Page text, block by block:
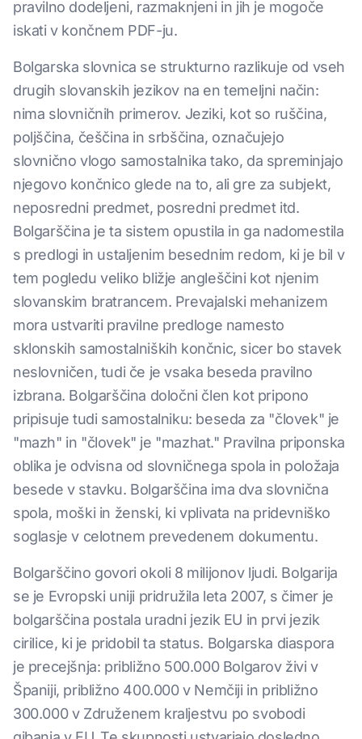
pravilno dodeljeni, razmaknjeni in jih je mogoče
iskati v končnem PDF-ju.
Bolgarska slovnica se strukturno razlikuje od vseh
drugih slovanskih jezikov na en temeljni način:
nima slovničnih primerov. Jeziki, kot so ruščina,
poljščina, češčina in srbščina, označujejo
slovnično vlogo samostalnika tako, da spreminjajo
njegovo končnico glede na to, ali gre za subjekt,
neposredni predmet, posredni predmet itd.
Bolgarščina je ta sistem opustila in ga nadomestila
s predlogi in ustaljenim besednim redom, ki je bil v
tem pogledu veliko bližje angleščini kot njenim
slovanskim bratrancem. Prevajalski mehanizem
mora ustvariti pravilne predloge namesto
sklonskih samostalniških končnic, sicer bo stavek
neslovničen, tudi če je vsaka beseda pravilno
izbrana. Bolgarščina določni člen kot pripono
pripisuje tudi samostalniku: beseda za "človek" je
"mazh" in "človek" je "mazhat." Pravilna priponska
oblika je odvisna od slovničnega spola in položaja
besede v stavku. Bolgarščina ima dva slovnična
spola, moški in ženski, ki vplivata na pridevniško
soglasje v celotnem prevedenem dokumentu.
Bolgarščino govori okoli 8 milijonov ljudi. Bolgarija
se je Evropski uniji pridružila leta 2007, s čimer je
bolgarščina postala uradni jezik EU in prvi jezik
cirilice, ki je pridobil ta status. Bolgarska diaspora
je precejšnja: približno 500.000 Bolgarov živi v
Španiji, približno 400.000 v Nemčiji in približno
300.000 v Združenem kraljestvu po svobodi